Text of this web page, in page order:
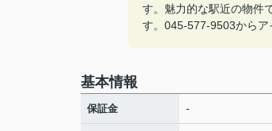
す。魅力的な駅近の物件
す。045-577-9503から
基本情報
保証金 -